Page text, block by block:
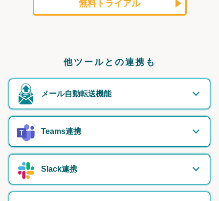
無料トライアル
他ツールとの連携も
メール自動転送機能
Teams連携
Slack連携